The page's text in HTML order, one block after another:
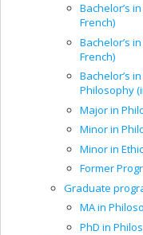
Bachelor’s
French)
Bachelor’s
French)
Bachelor’s
Philosophy
Major in
Minor in
Minor in
Former
Graduate
MA in
PhD in